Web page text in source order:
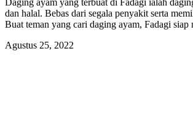
dan halal. Bebas dari segala penyakit serta
Buat teman yang cari daging ayam, Fadagi siap
Agustus 25, 2022